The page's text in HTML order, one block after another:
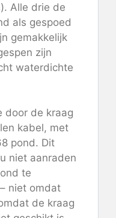
Alle drie de
als gespoed
gemakkelijk
zijn
waterdichte
door de kraag
kabel, met
pond. Dit
niet aanraden
te
niet omdat
de kraag